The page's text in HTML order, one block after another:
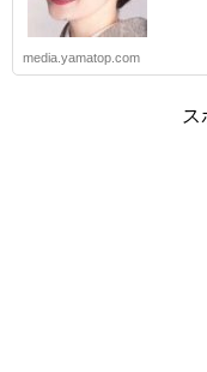
media.yamatop.com
ス